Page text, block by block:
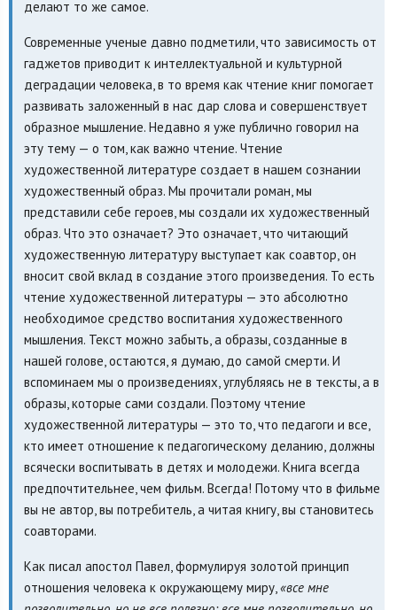
делают то же самое.
Современные ученые давно подметили, что зависимость от
гаджетов приводит к интеллектуальной и культурной
деградации человека, в то время как чтение книг помогает
развивать заложенный в нас дар слова и совершенствует
образное мышление. Недавно я уже публично говорил на
эту тему — о том, как важно чтение. Чтение
художественной литературе создает в нашем сознании
художественный образ. Мы прочитали роман, мы
представили себе героев, мы создали их художественный
образ. Что это означает? Это означает, что читающий
художественную литературу выступает как соавтор, он
вносит свой вклад в создание этого произведения. То есть
чтение художественной литературы — это абсолютно
необходимое средство воспитания художественного
мышления. Текст можно забыть, а образы, созданные в
нашей голове, остаются, я думаю, до самой смерти. И
вспоминаем мы о произведениях, углубляясь не в тексты, а в
образы, которые сами создали. Поэтому чтение
художественной литературы — это то, что педагоги и все,
кто имеет отношение к педагогическому деланию, должны
всячески воспитывать в детях и молодежи. Книга всегда
предпочтительнее, чем фильм. Всегда! Потому что в фильме
вы не автор, вы потребитель, а читая книгу, вы становитесь
соавторами.
Как писал апостол Павел, формулируя золотой принцип
отношения человека к окружающему миру,«все мне